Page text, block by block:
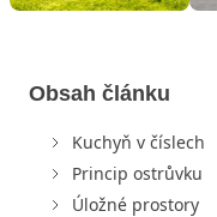
Obsah článku
Kuchyň v číslech
Princip ostrůvku
Úložné prostory